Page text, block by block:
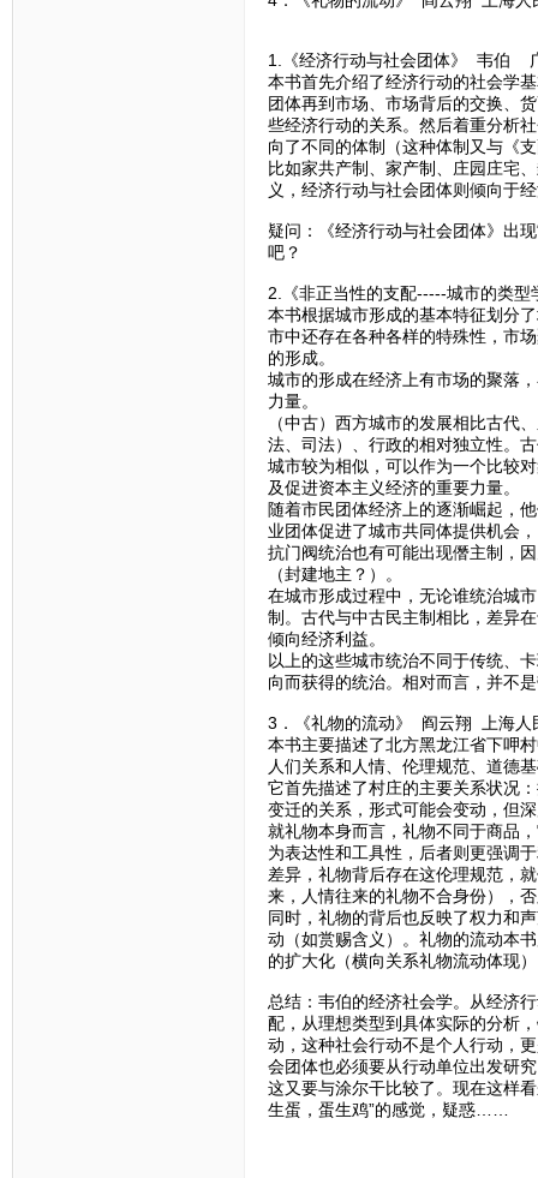
1.《经济行动与社会团体》 韦伯
本书首先介绍了经济行动的社会学
团体再到市场、市场背后的交换、
些经济行动的关系。然后着重分析
向了不同的体制（这种体制又与《
比如家共产制、家产制、庄园庄宅
义，经济行动与社会团体则倾向于
疑问：《经济行动与社会团体》出
吧？
2.《非正当性的支配-----城市的类
本书根据城市形成的基本特征划分
市中还存在各种各样的特殊性，市
的形成。
城市的形成在经济上有市场的聚落
力量。
（中古）西方城市的发展相比古代
法、司法）、行政的相对独立性。
城市较为相似，可以作为一个比较
及促进资本主义经济的重要力量。
随着市民团体经济上的逐渐崛起，
业团体促进了城市共同体提供机会
抗门阀统治也有可能出现僭主制，
（封建地主？）。
在城市形成过程中，无论谁统治城
制。古代与中古民主制相比，差异
倾向经济利益。
以上的这些城市统治不同于传统、
向而获得的统治。相对而言，并不
3．《礼物的流动》 阎云翔 上海人
本书主要描述了北方黑龙江省下呷
人们关系和人情、伦理规范、道德
它首先描述了村庄的主要关系状况
变迁的关系，形式可能会变动，但
就礼物本身而言，礼物不同于商品
为表达性和工具性，后者则更强调
差异，礼物背后存在这伦理规范，
来，人情往来的礼物不合身份），
同时，礼物的背后也反映了权力和
动（如赏赐含义）。礼物的流动本
的扩大化（横向关系礼物流动体现
总结：韦伯的经济社会学。从经济
配，从理想类型到具体实际的分析
动，这种社会行动不是个人行动，
会团体也必须要从行动单位出发研
这又要与涂尔干比较了。现在这样
生蛋，蛋生鸡”的感觉，疑惑……